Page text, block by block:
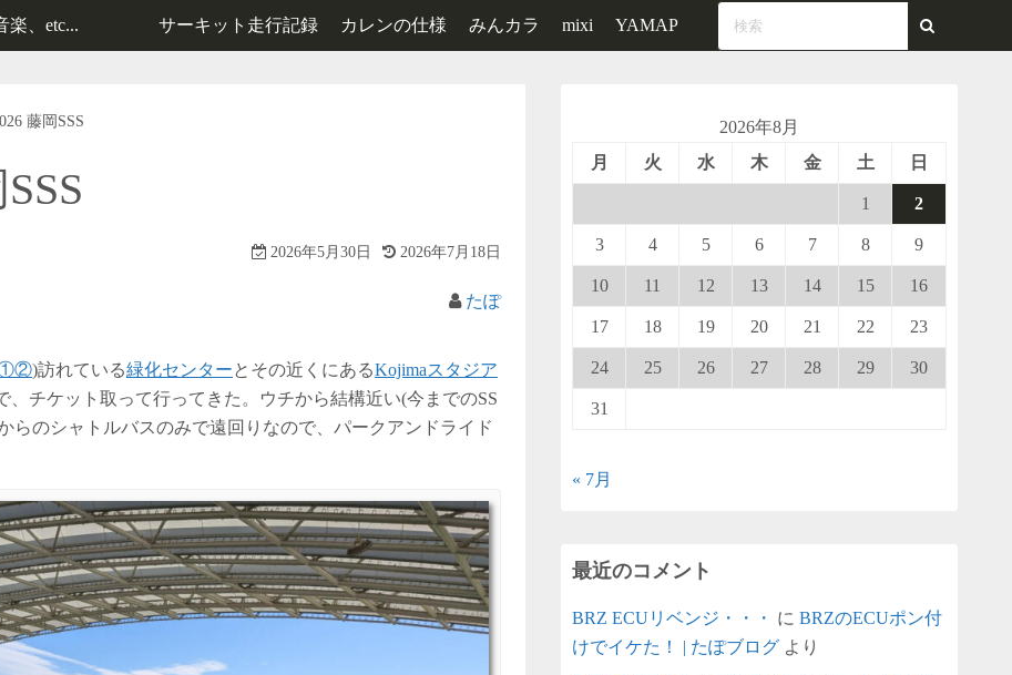
楽、etc... サーキット走行記録 カレンの仕様 みんカラ mixi YAMAP
藤岡SSS
2026年5月30日 2026年7月18日
たぽ
②)訪れている緑化センターとその近くにあるKojimaスタジア
チケット取って行ってきた。ウチから結構近い(今までのSS
らのシャトルバスのみで遠回りなので、パークアンドライド
2026年8月
月
火 水 木 金 土 日
1 2
3 4 5 6 7 8 9
10 11 12 13 14 15 16
17 18 19 20 21 22 23
24 25 26 27 28 29 30
31
« 7月
最近のコメント
BRZ ECUリベンジ・・・ に BRZのECUポン付
けでイケた！ | たぽブログ より